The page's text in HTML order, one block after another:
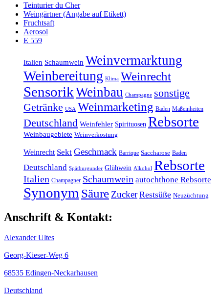
Teinturier du Cher
Weingärtner (Angabe auf Etikett)
Fruchtsaft
Aerosol
E 559
Italien Schaumwein Weinvermarktung
Weinbereitung Klima Weinrecht
SensorikWeinbau Champagne sonstige
Getränke USA Weinmarketing Baden Maßeinheiten
Deutschland Weinfehler Spirituosen Rebsorte
Weinbaugebiete Weinverkostung
Weinrecht Sekt Geschmack Barrique Saccharose Baden
Deutschland Spätburgunder Glühwein Alkohol Rebsorte
Italien Champagner Schaumwein autochthone Rebsorte
Synonym Säure Zucker Restsüße Neuzüchtung
Anschrift & Kontakt:
Alexander Ultes
Georg-Kieser-Weg 6
68535 Edingen-Neckarhausen
Deutschland